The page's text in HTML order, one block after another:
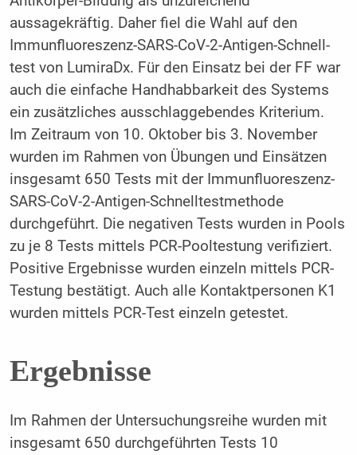
aussagekräftig. Daher fiel die Wahl auf den
Immunfluoreszenz-SARS-CoV-2-Antigen-Schnell­
test von LumiraDx. Für den Einsatz bei der FF war
auch die einfache Handhabbarkeit des Systems
ein zusätzliches ausschlaggebendes Kriterium.
Im Zeitraum von 10. Oktober bis 3. November
wurden im Rahmen von Übungen und Einsätzen
insgesamt 650 Tests mit der Immunfluoreszenz-
SARS-CoV-2-Antigen-Schnelltestmethode
durchgeführt. Die negativen Tests wurden in Pools
zu je 8 Tests mittels PCR-Pooltestung verifiziert.
Positive Ergebnisse wurden einzeln mittels PCR-
Testung bestätigt. Auch alle Kontaktpersonen K1
wurden mittels PCR-Test einzeln getestet.
Ergebnisse
Im Rahmen der Untersuchungsreihe wurden mit
insgesamt 650 durchgeführten Tests 10